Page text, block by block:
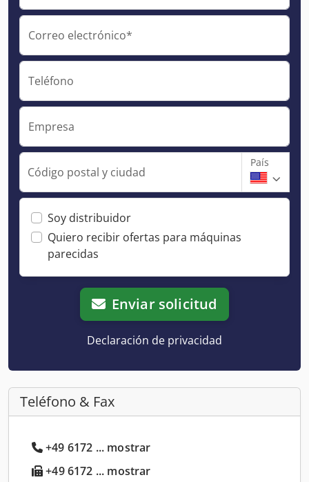
Correo electrónico*
Teléfono
Empresa
Código postal y ciudad
País
Soy distribuidor
Quiero recibir ofertas para máquinas
parecidas
Enviar solicitud
Declaración de privacidad
Teléfono & Fax
+49 6172 ... mostrar
+49 6172 ... mostrar